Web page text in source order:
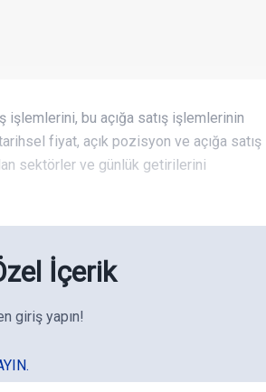
işlemlerini, bu açığa satış işlemlerinin
fiyat, açık pozisyon ve açığa satış
sektörler ve günlük getirilerini
İçerik
giriş yapın!